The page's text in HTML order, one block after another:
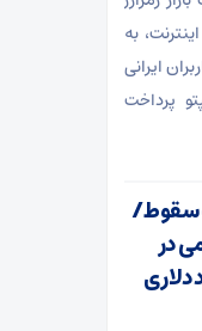
به
ایرانی
پرداخت
سقوط/
در
دلاری